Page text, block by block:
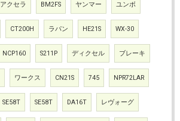
アクセラ BM2FS ヤンマー ユンボ
CT200H ラパン HE21S WX-30
NCP160 S211P ディクセル ブレーキ
ワークス CN21S 745 NPR72LAR
SE58T SE58T DA16T レヴォーグ